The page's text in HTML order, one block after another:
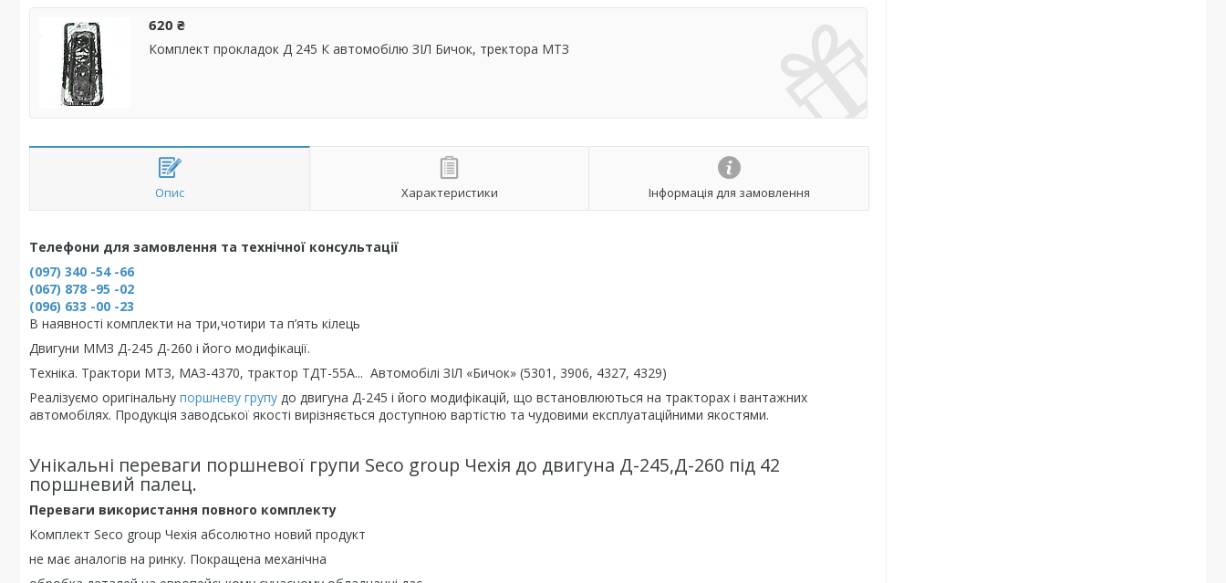
620 ₴
Комплект прокладок Д 245 К автомобілю ЗІЛ Бичок, тректора МТЗ
Опис Характеристики Інформація для замовлення
Телефони для замовлення та технічної консультації
(097) 340 -54 -66
(067) 878 -95 -02
(096) 633 -00 -23
В наявності комплекти на три,чотири та п’ять кілець
Двигуни ММЗ Д-245 Д-260 і його модифікації.
Техніка. Трактори МТЗ, МАЗ-4370, трактор ТДТ-55А... Автомобілі ЗІЛ «Бичок» (5301, 3906, 4327, 4329)
Реалізуємо оригінальну поршневу групу до двигуна Д-245 і його модифікацій, що встановлюються на тракторах і вантажних
автомобілях. Продукція заводської якості вирізняється доступною вартістю та чудовими експлуатаційними якостями.
Унікальні переваги поршневої групи Seco group Чехія до двигуна Д-245,Д-260 під 42
поршневий палец.
Переваги використання повного комплекту
Комплект Seco group Чехія абсолютно новий продукт
не має аналогів на ринку. Покращена механічна